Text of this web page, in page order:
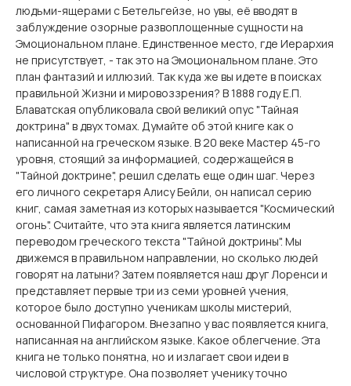
людьми-ящерами с Бетельгейзе, но увы, её вводят в
заблуждение озорные развоплощенные сущности на
Эмоциональном плане. Единственное место, где Иерархия
не присутствует, - так это на Эмоциональном плане. Это
план фантазий и иллюзий. Так куда же вы идете в поисках
правильной Жизни и мировоззрения? В 1888 году Е.П.
Блаватская опубликовала свой великий опус "Тайная
доктрина" в двух томах. Думайте об этой книге как о
написанной на греческом языке. В 20 веке Мастер 45-го
уровня, стоящий за информацией, содержащейся в
"Тайной доктрине", решил сделать еще один шаг. Через
его личного секретаря Алису Бейли, он написал серию
книг, самая заметная из которых называется "Космический
огонь". Считайте, что эта книга является латинским
переводом греческого текста "Тайной доктрины". Мы
движемся в правильном направлении, но сколько людей
говорят на латыни? Затем появляется наш друг Лоренси и
представляет первые три из семи уровней учения,
которое было доступно ученикам школы мистерий,
основанной Пифагором. Внезапно у вас появляется книга,
написанная на английском языке. Какое облегчение. Эта
книга не только понятна, но и излагает свои идеи в
числовой структуре. Она позволяет ученику точно